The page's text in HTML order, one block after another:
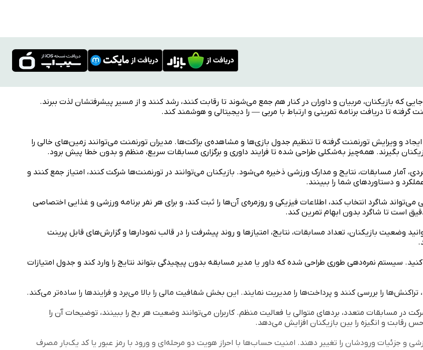
که بازیکنان، مربیان و داوران در کنار هم جمع می‌شوند تا رقابت کنند، رشد کنند و از مسیر پیشرفتشان لذت ببرند.
تا دریافت برنامه تمرینی و ارتباط با مربی — را دیجیتالی و هوشمند کند.
و ویرایش تورنمنت گرفته تا تنظیم جدول بازی‌ها و مشاهده‌ی براکت‌ها. مدیران تورنمنت می‌توانند زمین‌های خالی را
بگیرند. همه‌چیز به‌شکلی طراحی شده تا فرایند داوری و برگزاری مسابقات سریع، منظم و بدون خطا پیش برود.
آمار مسابقات، نتایج و مدارک ورزشی ذخیره می‌شود. بازیکنان می‌توانند در تورنمنت‌ها شرکت کنند، امتیاز جمع کنند و
و دستاوردهای شما را ببینند.
می‌تواند شاگرد انتخاب کند، اطلاعات فیزیکی و روزمره‌ی آن‌ها را ثبت کند، و برای هر نفر برنامه ورزشی و غذایی اختصاصی
است تا شاگرد بدون ابهام تمرین کند.
وضعیت بازیکنان، تعداد مسابقات، نتایج، امتیازها و روند پیشرفت را در قالب نمودارها و گزارش‌های قابل پرینت
سیستم نمره‌دهی طوری طراحی شده که داور یا مدیر مسابقه بدون پیچیدگی بتواند نتایج را وارد کند و جدول امتیازات
را بررسی کنند و پرداخت‌ها را مدیریت نمایند. این بخش شفافیت مالی را بالا می‌برد و فرایندها را ساده‌تر می‌کند.
در مسابقات متعدد، بردهای متوالی یا فعالیت منظم. کاربران می‌توانند وضعیت هر بج را ببینند، توضیحات آن را
رقابت و انگیزه را بین بازیکنان افزایش می‌دهد.
و جزئیات ورودشان را تغییر دهند. امنیت حساب‌ها با احراز هویت دو مرحله‌ای و ورود با رمز عبور یا کد یک‌بار مصرف